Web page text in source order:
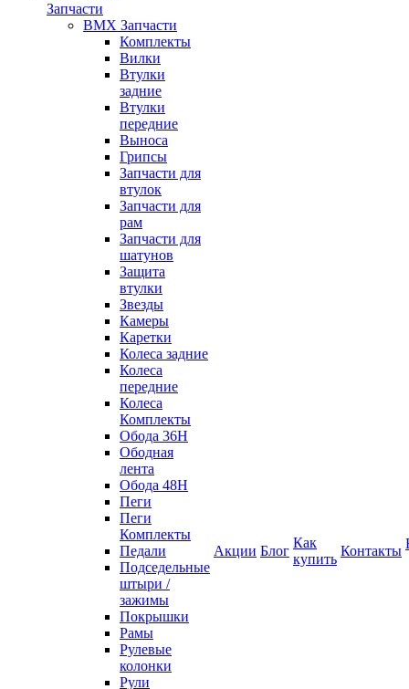
Запчасти
BMX Запчасти
Комплекты
Вилки
Втулки
задние
Втулки
передние
Выноса
Грипсы
Запчасти для
втулок
Запчасти для
рам
Запчасти для
шатунов
Защита
втулки
Звезды
Камеры
Каретки
Колеса задние
Колеса
передние
Колеса
Комплекты
Обода 36H
Ободная
лента
Обода 48H
Пеги
Пеги
Комплекты
Педали
Подседельные
штыри /
зажимы
Покрышки
Рамы
Рулевые
колонки
Рули
Акции Блог
Как
купить
Контакты